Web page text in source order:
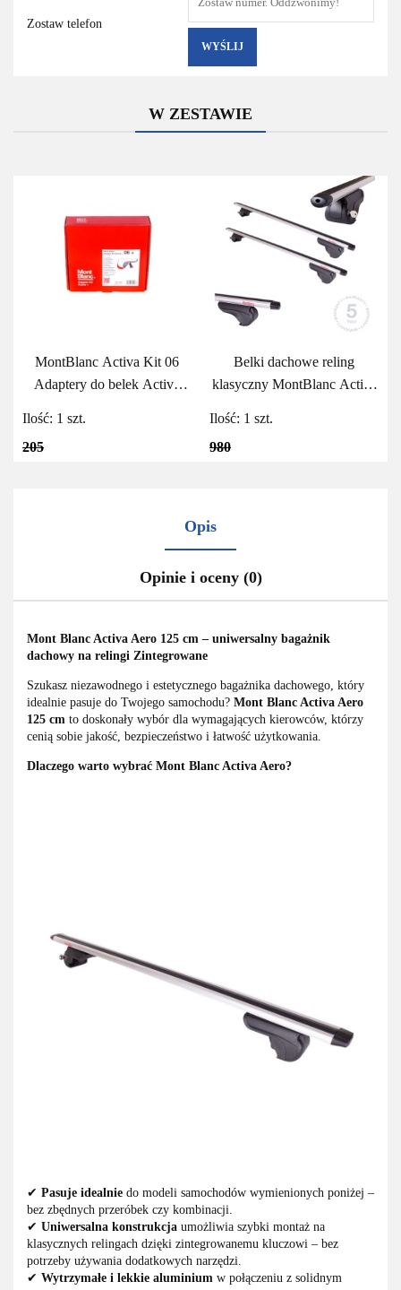
Zostaw telefon
WYŚLIJ
W ZESTAWIE
MontBlanc Activa Kit 06
Adaptery do belek Activa
205
Ilość: 1 szt.
Belki dachowe reling
klasyczny MontBlanc Activa
980
Ilość: 1 szt.
Opis
Opinie i oceny (0)
Mont Blanc Activa Aero 125 cm – uniwersalny bagażnik
dachowy na relingi Zintegrowane
Szukasz niezawodnego i estetycznego bagażnika dachowego, który
idealnie pasuje do Twojego samochodu? Mont Blanc Activa Aero
125 cm to doskonały wybór dla wymagających kierowców, którzy
cenią sobie jakość, bezpieczeństwo i łatwość użytkowania.
Dlaczego warto wybrać Mont Blanc Activa Aero?
✔ Pasuje idealnie do modeli samochodów wymienionych poniżej –
bez zbędnych przeróbek czy kombinacji.
✔ Uniwersalna konstrukcja umożliwia szybki montaż na
klasycznych relingach dzięki zintegrowanemu kluczowi – bez
potrzeby używania dodatkowych narzędzi.
✔ Wytrzymałe i lekkie aluminium w połączeniu z solidnym